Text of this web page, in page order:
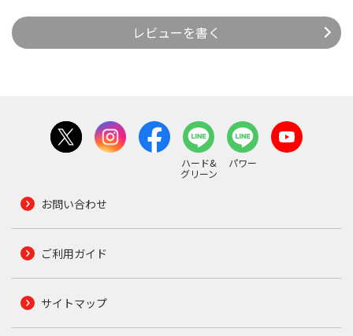
レビューを書く
ハード&
グリーン
パワー
お問い合わせ
ご利用ガイド
サイトマップ